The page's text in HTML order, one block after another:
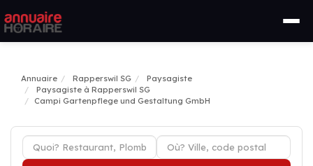
Annuaire Rapperswil SG
Paysagiste
Paysagiste à Rapperswil SG
Campi Gartenpflege und Gestaltung GmbH